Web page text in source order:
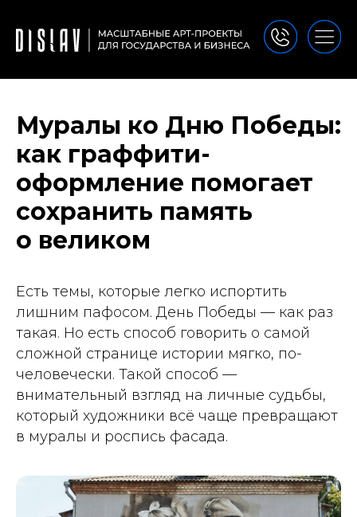
Муралы ко Дню Победы:
как граффити-
оформление помогает
сохранить память
о великом
Есть темы, которые легко испортить
лишним пафосом. День Победы — как раз
такая. Но есть способ говорить о самой
сложной странице истории мягко, по-
человечески. Такой способ —
внимательный взгляд на личные судьбы,
который художники всё чаще превращают
в муралы и роспись фасада.